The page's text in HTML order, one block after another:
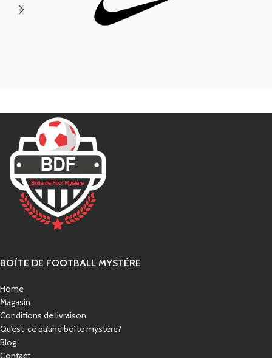
BOÎTE DE FOOTBALL MYSTÈRE
Home
Magasin
Conditions de livraison
Qu’est-ce qu’une boîte mystère?
Blog
Contact